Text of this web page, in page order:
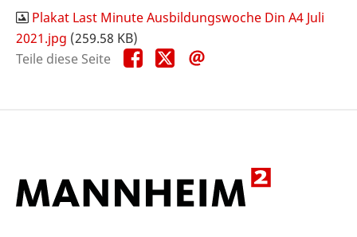
Plakat Last Minute Ausbildungswoche Din A4 Juli
2021.jpg (259.58 KB)
Teile diese Seite
Teile
diese
Teile
diese